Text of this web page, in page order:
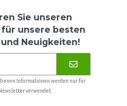
Sie unseren
unsere besten
Neuigkeiten!
Informationen werden nur für
verwendet.